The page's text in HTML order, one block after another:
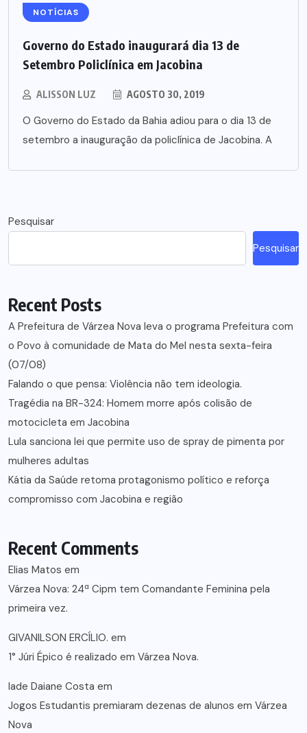
NOTÍCIAS
Governo do Estado inaugurará dia 13 de
Setembro Policlínica em Jacobina
ALISSON LUZ AGOSTO 30, 2019
O Governo do Estado da Bahia adiou para o dia 13 de
setembro a inauguração da policlínica de Jacobina. A
Pesquisar
Pesquisar
Recent Posts
A Prefeitura de Várzea Nova leva o programa Prefeitura com
o Povo à comunidade de Mata do Mel nesta sexta-feira
(07/08)
Falando o que pensa: Violência não tem ideologia.
Tragédia na BR-324: Homem morre após colisão de
motocicleta em Jacobina
Lula sanciona lei que permite uso de spray de pimenta por
mulheres adultas
Kátia da Saúde retoma protagonismo político e reforça
compromisso com Jacobina e região
Recent Comments
Elias Matos em
Várzea Nova: 24ª Cipm tem Comandante Feminina pela
primeira vez.
GIVANILSON ERCÍLIO. em
1° Júri Épico é realizado em Várzea Nova.
lade Daiane Costa em
Jogos Estudantis premiaram dezenas de alunos em Várzea
Nova